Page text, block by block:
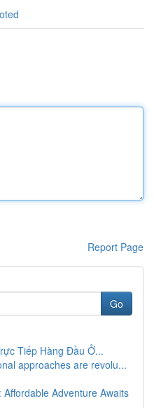
Report Page
Go
Tiếp Hàng Đầu Ở...
approaches are revolu...
Adventure Awaits